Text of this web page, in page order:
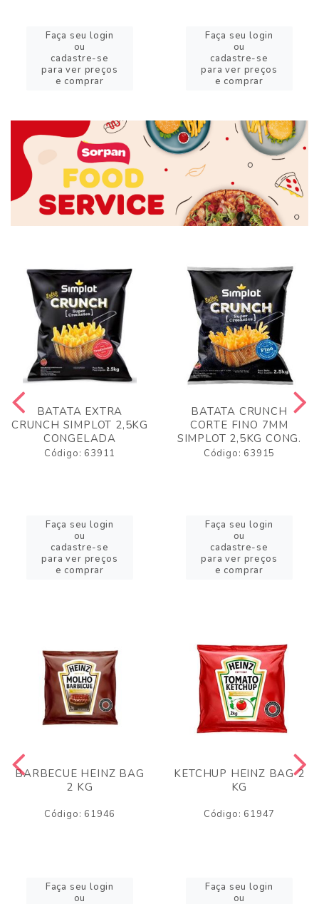
Faça seu login
ou
cadastre-se
para ver preços
e comprar
Faça seu login
ou
cadastre-se
para ver preços
e comprar
BATATA EXTRA
CRUNCH SIMPLOT 2,5KG
CONGELADA
Código: 63911
Faça seu login
ou
cadastre-se
para ver preços
e comprar
BATATA CRUNCH
CORTE FINO 7MM
SIMPLOT 2,5KG CONG.
Código: 63915
Faça seu login
ou
cadastre-se
para ver preços
e comprar
BARBECUE HEINZ BAG
2 KG
Código: 61946
Faça seu login
ou
KETCHUP HEINZ BAG 2
KG
Código: 61947
Faça seu login
ou